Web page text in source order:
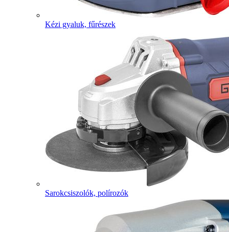
Kézi gyaluk, fűrészek
Sarokcsiszolók, polírozók